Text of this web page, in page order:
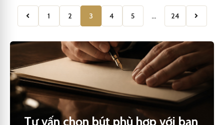
1 2 3 4 5 … 24
Tư vấn chọn bút phù hợp với bạn